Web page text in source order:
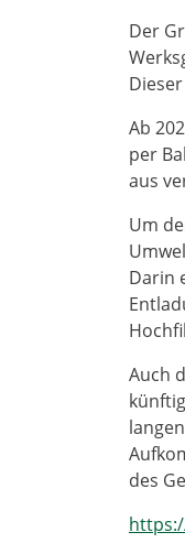
Der
Ab
per
aus
Um
Darin
Auch
des